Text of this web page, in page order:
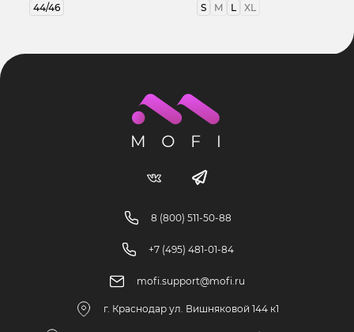
44/46
S
M L XL
8 (800) 511-50-88
+7 (495) 481-01-84
mofi.support@mofi.ru
г. Краснодар ул. Вишняковой 144 к1